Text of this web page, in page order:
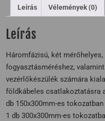
Leírás Vélemények (0)
Leírás
Háromfázisú, két
fogyasztásméréshez,
vezérlőkészülék számára
földkábeles csatlakoztatásra
db 150x300mm-es
1 db 300x300mm-es